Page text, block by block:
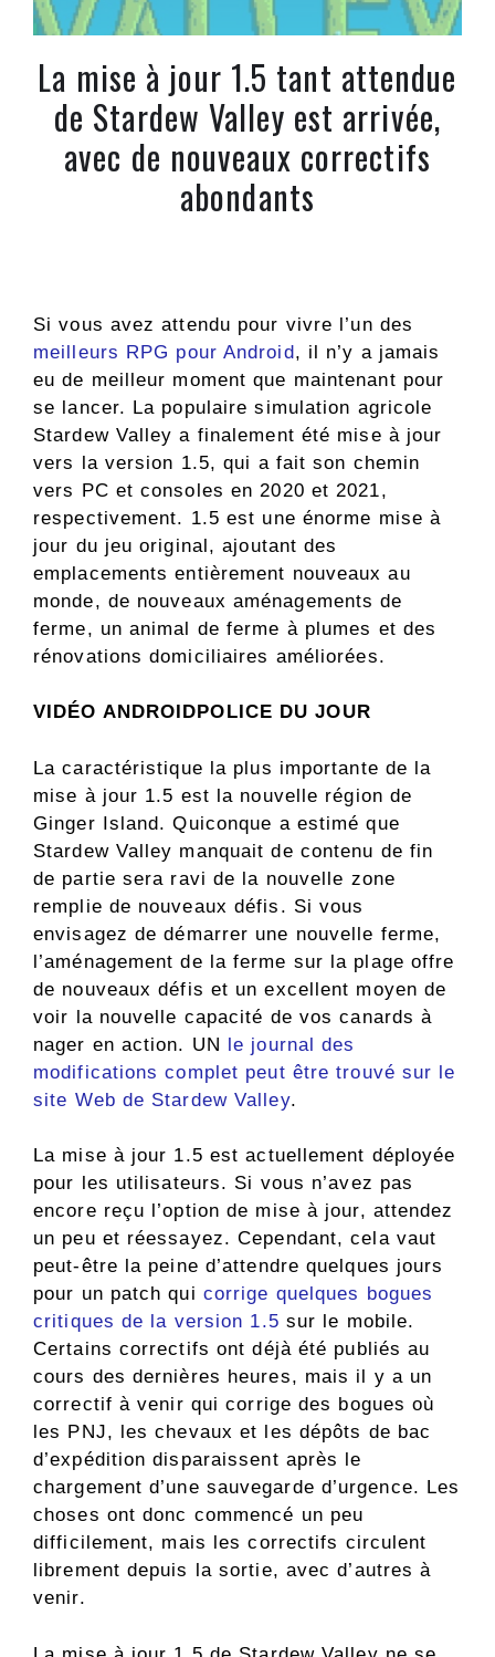
La mise à jour 1.5 tant attendue
de Stardew Valley est arrivée,
avec de nouveaux correctifs
abondants
Si vous avez attendu pour vivre l’un des
meilleurs RPG pour Android, il n’y a jamais
eu de meilleur moment que maintenant pour
se lancer. La populaire simulation agricole
Stardew Valley a finalement été mise à jour
vers la version 1.5, qui a fait son chemin
vers PC et consoles en 2020 et 2021,
respectivement. 1.5 est une énorme mise à
jour du jeu original, ajoutant des
emplacements entièrement nouveaux au
monde, de nouveaux aménagements de
ferme, un animal de ferme à plumes et des
rénovations domiciliaires améliorées.
VIDÉO ANDROIDPOLICE DU JOUR
La caractéristique la plus importante de la
mise à jour 1.5 est la nouvelle région de
Ginger Island. Quiconque a estimé que
Stardew Valley manquait de contenu de fin
de partie sera ravi de la nouvelle zone
remplie de nouveaux défis. Si vous
envisagez de démarrer une nouvelle ferme,
l’aménagement de la ferme sur la plage offre
de nouveaux défis et un excellent moyen de
voir la nouvelle capacité de vos canards à
nager en action. UN le journal des
modifications complet peut être trouvé sur le
site Web de Stardew Valley.
La mise à jour 1.5 est actuellement déployée
pour les utilisateurs. Si vous n’avez pas
encore reçu l’option de mise à jour, attendez
un peu et réessayez. Cependant, cela vaut
peut-être la peine d’attendre quelques jours
pour un patch qui corrige quelques bogues
critiques de la version 1.5 sur le mobile.
Certains correctifs ont déjà été publiés au
cours des dernières heures, mais il y a un
correctif à venir qui corrige des bogues où
les PNJ, les chevaux et les dépôts de bac
d’expédition disparaissent après le
chargement d’une sauvegarde d’urgence. Les
choses ont donc commencé un peu
difficilement, mais les correctifs circulent
librement depuis la sortie, avec d’autres à
venir.